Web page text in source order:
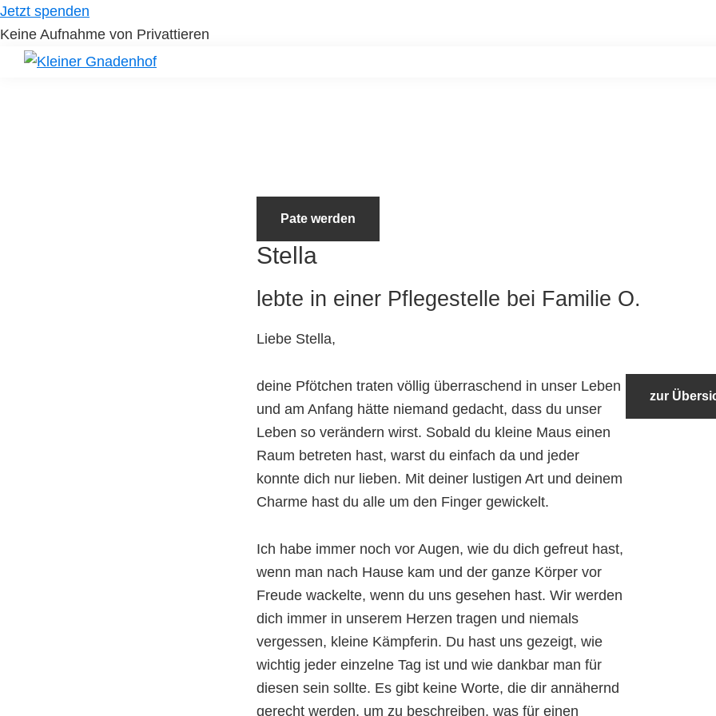
Skip
to
primary
Skip
to
main
Jetzt spenden
Keine Aufnahme von Privattieren
Pate werden
Stella
lebte in einer Pflegestelle bei Familie O.
Liebe Stella,
deine Pfötchen traten völlig überraschend in unser Leben
und am Anfang hätte niemand gedacht, dass du unser
Leben so verändern wirst. Sobald du kleine Maus einen
Raum betreten hast, warst du einfach da und jeder
konnte dich nur lieben. Mit deiner lustigen Art und deinem
Charme hast du alle um den Finger gewickelt.
Ich habe immer noch vor Augen, wie du dich gefreut hast,
wenn man nach Hause kam und der ganze Körper vor
Freude wackelte, wenn du uns gesehen hast. Wir werden
dich immer in unserem Herzen tragen und niemals
vergessen, kleine Kämpferin. Du hast uns gezeigt, wie
wichtig jeder einzelne Tag ist und wie dankbar man für
diesen sein sollte. Es gibt keine Worte, die dir annähernd
gerecht werden, um zu beschreiben, was für einen
zur